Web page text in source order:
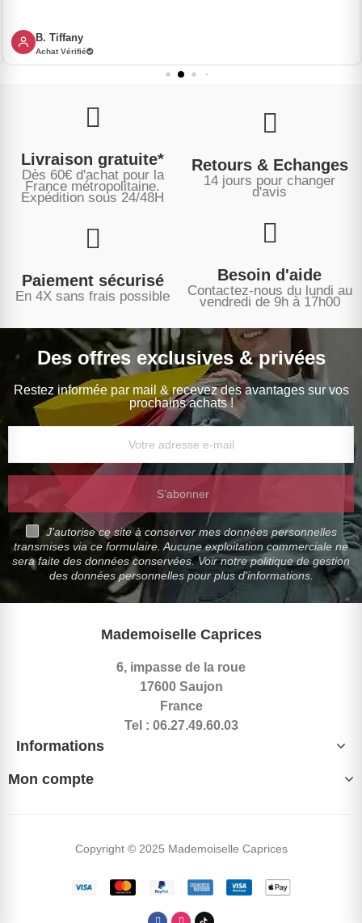
B. Tiffany
Achat Vérifié
Livraison gratuite*
Dès 60€ d'achat pour la
France métropolitaine.
Expédition sous 24/48H
Retours & Echanges
14 jours pour changer
d'avis
Paiement sécurisé
En 4X sans frais possible
Besoin d'aide
Contactez-nous du lundi au
vendredi de 9h à 17h00
Des offres exclusives & privées
Restez informée par mail & recevez des avantages sur vos
prochains achats !
S’abonner
J'autorise ce site à conserver mes données personnelles
transmises via ce formulaire. Aucune exploitation commerciale ne
sera faite des données conservées. Voir notre politique de gestion
des données personnelles pour plus d'informations.
Mademoiselle Caprices
6, impasse de la roue
17600 Saujon
France
Tel : 06.27.49.60.03
Informations
Mon compte
Copyright © 2025 Mademoiselle Caprices